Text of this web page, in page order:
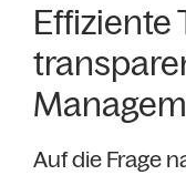
Effiziente
Auf die Frage